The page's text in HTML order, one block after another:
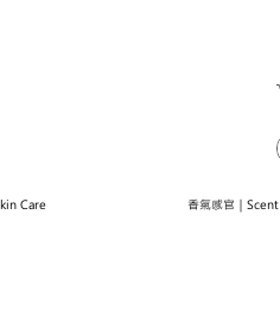
Care 香氣感官｜Scent